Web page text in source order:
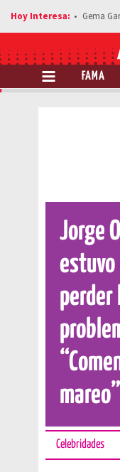
Gema
FAMA
Jorge
estuvo
perder
mareo”
Celebridades